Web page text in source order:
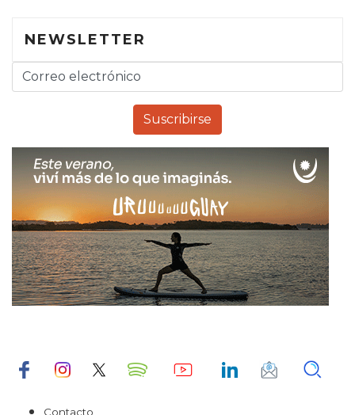
NEWSLETTER
Contacto